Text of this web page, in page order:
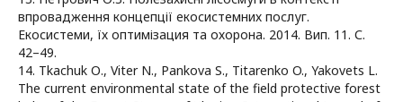
впровадження концепції екосистемних послуг.
Екосистеми, їх оптимізация та охорона. 2014. Вип. 11. С.
42–49.
14. Tkachuk О., Viter N., Pankova S., Titarenko O., Yakovets L.
The current environmental state of the field protective forest